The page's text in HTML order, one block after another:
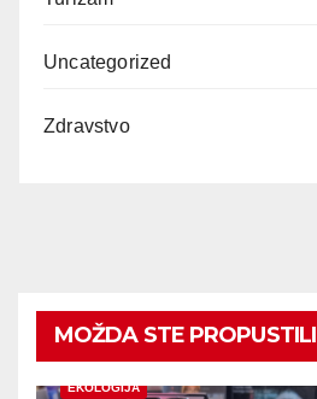
Uncategorized
Zdravstvo
MOŽDA STE PROPUSTILI
EKOLOGIJA